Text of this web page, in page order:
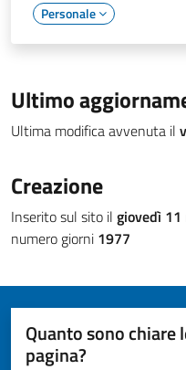
Personale
Ultimo
Ultima modifica avvenuta il
Creazione
Inserito sul sito il giovedì 11
numero giorni 1977
Quanto sono
pagina?